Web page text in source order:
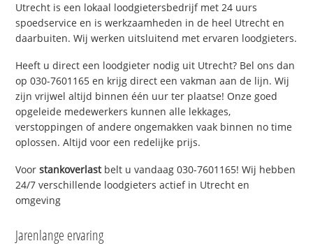
Utrecht is een lokaal loodgietersbedrijf met 24 uurs
spoedservice en is werkzaamheden in de heel Utrecht en
daarbuiten. Wij werken uitsluitend met ervaren loodgieters.
Heeft u direct een loodgieter nodig uit Utrecht? Bel ons dan
op 030-7601165 en krijg direct een vakman aan de lijn. Wij
zijn vrijwel altijd binnen één uur ter plaatse! Onze goed
opgeleide medewerkers kunnen alle lekkages,
verstoppingen of andere ongemakken vaak binnen no time
oplossen. Altijd voor een redelijke prijs.
Voorstankoverlastbelt u vandaag 030-7601165! Wij hebben
24/7 verschillende loodgieters actief in Utrecht en
omgeving
Jarenlange ervaring